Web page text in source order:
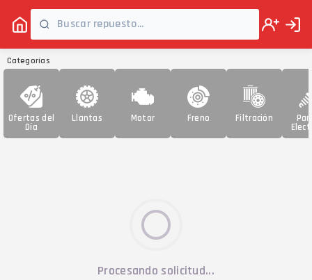
Categorías
Ofertas del
Día
Llantas Motor Freno Filtración
Procesando solicitud...